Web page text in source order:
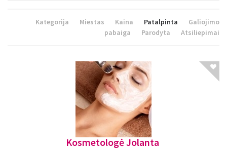
Kategorija Miestas Kaina Patalpinta
Galiojimo
pabaiga
Parodyta Atsiliepimai
Kosmetologė Jolanta